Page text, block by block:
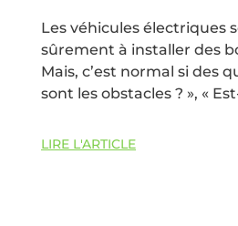
Les véhicules électriques
sûrement à installer des
Mais, c’est normal si des
sont les obstacles ? », «
LIRE L'ARTICLE